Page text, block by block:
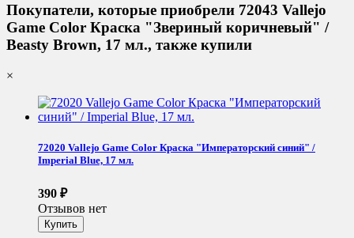
Покупатели, которые приобрели 72043 Vallejo
Game Color Краска "Звериный коричневый" /
Beasty Brown, 17 мл., также купили
×
72020 Vallejo Game Color Краска "Императорский cиний" /
Imperial Blue, 17 мл.
390 ₽
Отзывов нет